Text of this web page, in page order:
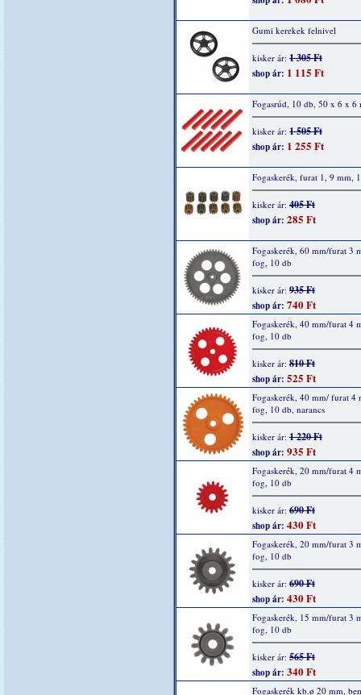
Gumi kerekek felnivel
kisker ár: 1 305 Ft
shop ár: 1 115 Ft
Fogasrúd, 10 db, 50 x 6 x 6
kisker ár: 1 505 Ft
shop ár: 1 255 Ft
Fogaskerék, furat 1, 9 mm,
kisker ár: 405 Ft
shop ár: 285 Ft
Fogaskerék, 60 mm/furat 3
fog, 10 db
kisker ár: 935 Ft
shop ár: 740 Ft
Fogaskerék, 40 mm/furat 4
fog, 10 db
kisker ár: 810 Ft
shop ár: 525 Ft
Fogaskerék, 40 mm/ furat 4
fog, 10 db, narancs
kisker ár: 1 220 Ft
shop ár: 935 Ft
Fogaskerék, 20 mm/furat 4
fog, 10 db
kisker ár: 690 Ft
shop ár: 430 Ft
Fogaskerék, 20 mm/furat 3
fog, 10 db
kisker ár: 690 Ft
shop ár: 430 Ft
Fogaskerék, 15 mm/furat 3
fog, 10 db
kisker ár: 565 Ft
shop ár: 340 Ft
Fogaskerék kb.ø 20 mm,